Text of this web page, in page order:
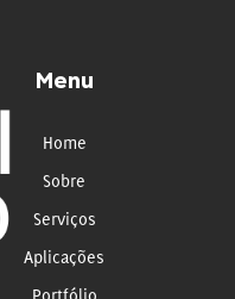
Menu
Home
Sobre
Serviços
Aplicações